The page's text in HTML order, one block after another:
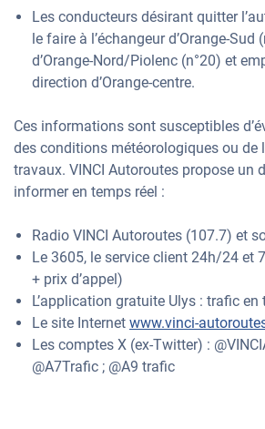
Les conducteurs désirant quitter
le faire à l’échangeur d’Orange-Sud
d’Orange-Nord/Piolenc (n°20) et
direction d’Orange-centre.
Ces informations sont susceptibles
des conditions météorologiques ou de
travaux. VINCI Autoroutes propose un
informer en temps réel :
Radio VINCI Autoroutes (107.7) et
Le 3605, le service client 24h/24 et
+ prix d’appel)
L’application gratuite Ulys : trafic en
Le site Internet www.vinci-
Les comptes X (ex-Twitter) :
@A7Trafic ; @A9 trafic